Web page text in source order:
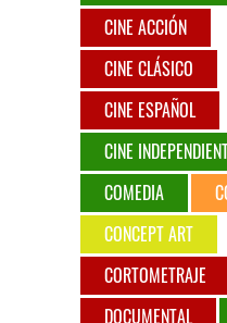
CINE ACCIÓN
CINE CLÁSICO
CINE ESPAÑOL
CINE
COMEDIA
CONCEPT ART
CORTOMETRAJE
DOCUMENTAL